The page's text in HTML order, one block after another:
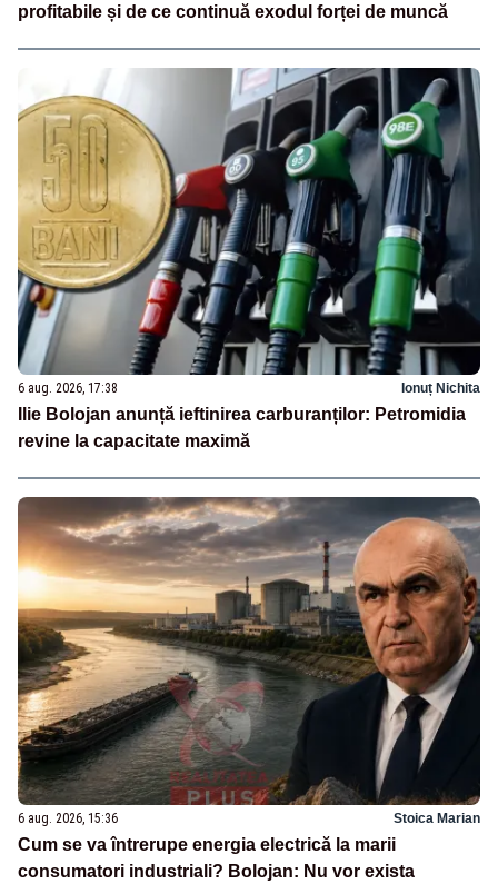
profitabile și de ce continuă exodul forței de muncă
6 aug. 2026, 17:38 Ionuț Nichita
Ilie Bolojan anunță ieftinirea carburanților: Petromidia
revine la capacitate maximă
6 aug. 2026, 15:36 Stoica Marian
Cum se va întrerupe energia electrică la marii
consumatori industriali? Bolojan: Nu vor exista